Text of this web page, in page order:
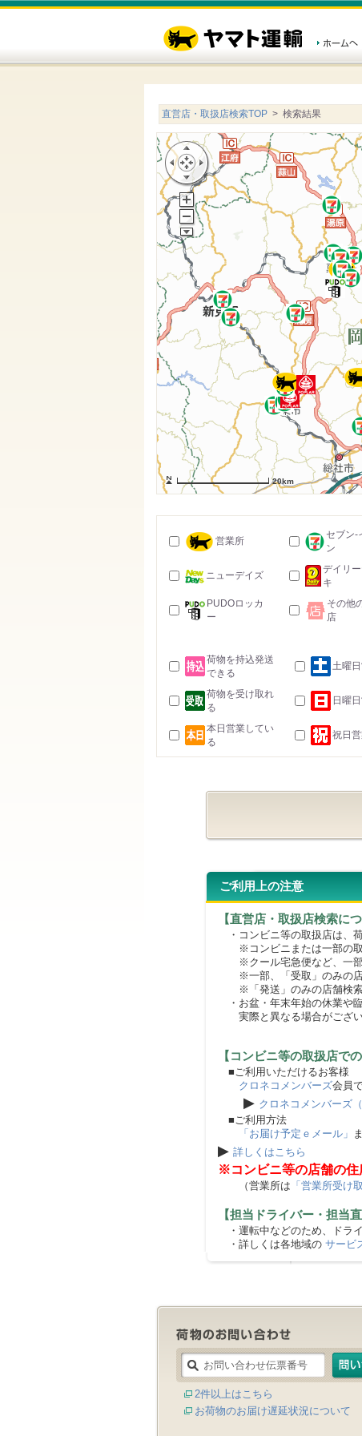
直営店・取扱店検索TOP > 検索結果
20km
営業所
セブン-
ン
ニューデイズ
デイリ
キ
PUDOロッカ
ー
その他
店
荷物を持込発送
できる
土曜
荷物を受け取れ
る
日曜
本日営業してい
る
祝日
ご利用上の注意
【直営店・取扱店検索につ
・コンビニ等の取扱店は、
※コンビニまたは一部の取
※クール宅急便など、一部
※一部、「受取」のみの店
※「発送」のみの店舗検索
・お盆・年末年始の休業や
実際と異なる場合がござい
【コンビニ等の取扱店で
■ご利用いただけるお客様
クロネコメンバーズ会員
▶ クロネコメンバーズ（
■ご利用方法
「お届け予定ｅメール」
▶ 詳しくはこちら
※コンビニ等の店舗の住
（営業所は 「営業所受け
【担当ドライバー・担当
・運転中などのため、ドラ
・詳しくは各地域の サービ
2件以上はこちら
お荷物のお届け遅延状況について